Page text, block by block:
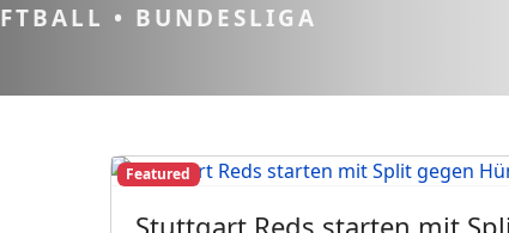
• BUNDESLIGA
Featured
Stuttgart Reds starten mit